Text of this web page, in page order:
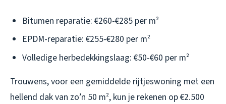
Bitumen reparatie: €260-€285 per m²
EPDM-reparatie: €255-€280 per m²
Volledige herbedekkingslaag: €50-€60 per m²
Trouwens, voor een gemiddelde rijtjeswoning met een
hellend dak van zo’n 50 m², kun je rekenen op €2.500